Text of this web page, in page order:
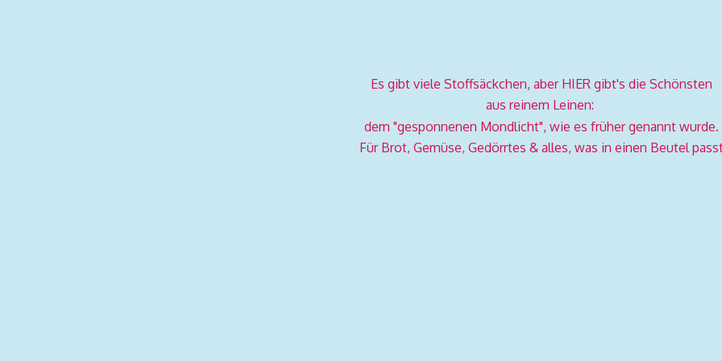
Es gibt viele Stoffsäckchen, aber HIER gibt's die Schönsten
aus reinem Leinen:
dem "gesponnenen Mondlicht", wie es früher genannt wurde.
Für Brot, Gemüse, Gedörrtes & alles, was in einen Beutel